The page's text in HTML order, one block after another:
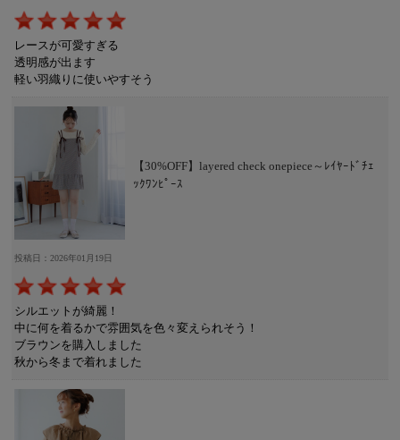
レースが可愛すぎる
透明感が出ます
軽い羽織りに使いやすそう
【30%OFF】layered check onepiece～ﾚｲﾔｰﾄﾞﾁｪ
ｯｸﾜﾝﾋﾟｰｽ
投稿日：2026年01月19日
シルエットが綺麗！
中に何を着るかで雰囲気を色々変えられそう！
ブラウンを購入しました
秋から冬まで着れました